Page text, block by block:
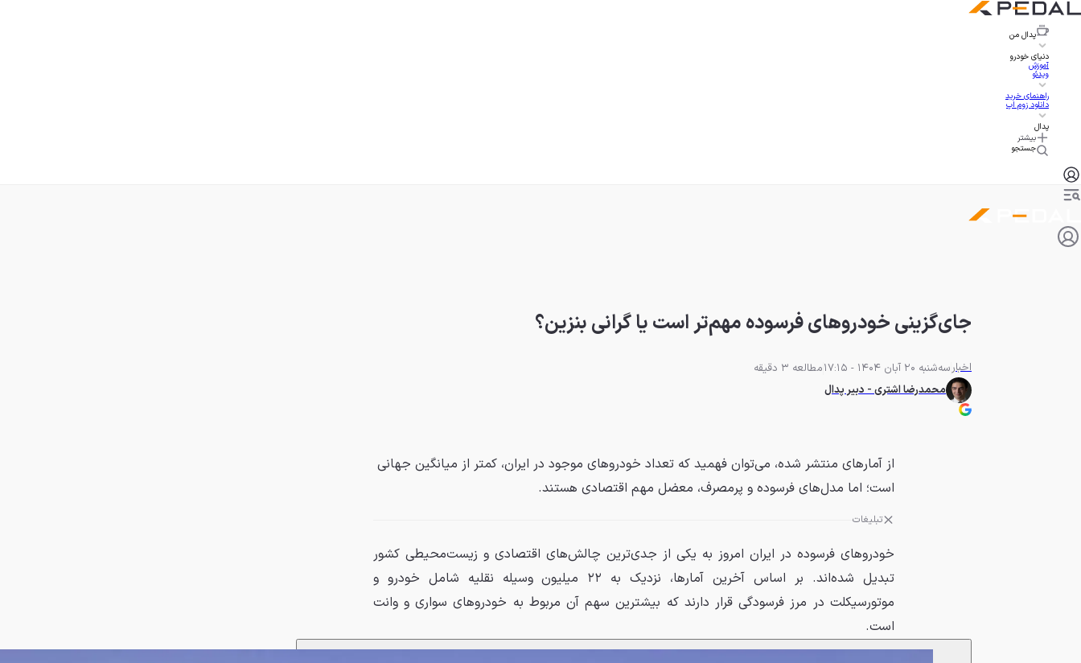
پدال من
دنیای خودرو
آموزش
ویدئو
راهنمای خرید
دانلود زوم اپ
پدال
بیشتر
جستجو
جای‌گزینی خودروهای فرسوده مهم‌تر است یا گرانی بنزین؟
اخبارسه‌شنبه 20 آبان 1404 - 17:15
مطالعه 3 دقیقه
محمدرضا اشتری - دبیر پدال
از آمارهای منتشر شده، می‌توان فهمید که تعداد خودروهای موجود در ایران، کمتر از میانگین جهانی
است؛ اما مدل‌های فرسوده و پرمصرف، معضل مهم اقتصادی هستند.
تبلیغات
خودروهای فرسوده در ایران امروز به یکی از جدی‌ترین چالش‌های اقتصادی و زیست‌محیطی کشور
تبدیل شده‌اند. بر اساس آخرین آمارها، نزدیک به ۲۲ میلیون وسیله نقلیه شامل خودرو و
موتورسیکلت در مرز فرسودگی قرار دارند که بیشترین سهم آن مربوط به خودروهای سواری و وانت
است.